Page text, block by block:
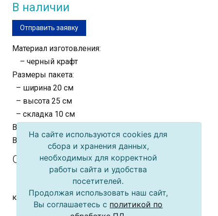
В наличии
Отправить заявку
Материал изготовления:
– черный крафт
Размеры пакета:
– ширина 20 см
– высота 25 см
– складка 10 см
В упаковке: 20 шт.
В коробке: 480 шт.
Описание
Крафт-пакет подарочный.
Может быть использован и как упаковка, и как
красочное дополнение к подарку.
На сайте используются cookies для
сбора и хранения данных,
необходимых для корректной
работы сайта и удобства
посетителей.
Продолжая использовать наш сайт,
Вы соглашаетесь с политикой по